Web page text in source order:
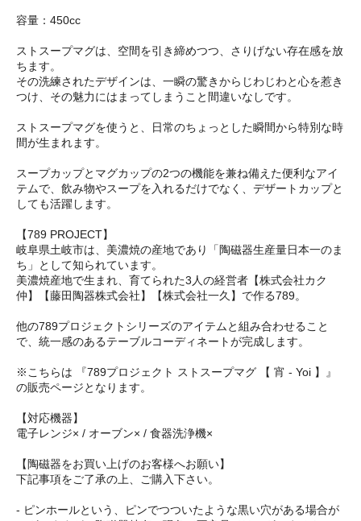
容量：450cc
ストスープマグは、空間を引き締めつつ、さりげない存在感を放
ちます。
その洗練されたデザインは、一瞬の驚きからじわじわと心を惹き
つけ、その魅力にはまってしまうこと間違いなしです。
ストスープマグを使うと、日常のちょっとした瞬間から特別な時
間が生まれます。
スープカップとマグカップの2つの機能を兼ね備えた便利なアイ
テムで、飲み物やスープを入れるだけでなく、デザートカップと
しても活躍します。
【789 PROJECT】
岐阜県土岐市は、美濃焼の産地であり「陶磁器生産量日本一のま
ち」として知られています。
美濃焼産地で生まれ、育てられた3人の経営者【株式会社カク
仲】【藤田陶器株式会社】【株式会社一久】で作る789。
他の789プロジェクトシリーズのアイテムと組み合わせること
で、統一感のあるテーブルコーディネートが完成します。
※こちらは 『789プロジェクト ストスープマグ 【 宵 - Yoi 】』
の販売ページとなります。
【対応機器】
電子レンジ× / オーブン× / 食器洗浄機×
【陶磁器をお買い上げのお客様へお願い】
下記事項をご了承の上、ご購入下さい。
- ピンホールという、ピンでつついたような黒い穴がある場合が